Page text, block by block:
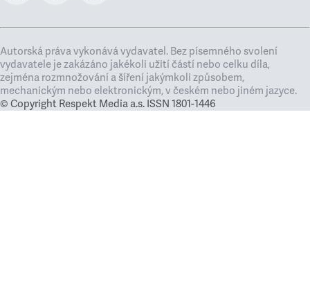
Autorská práva vykonává vydavatel. Bez písemného svolení
vydavatele je zakázáno jakékoli užití částí nebo celku díla,
zejména rozmnožování a šíření jakýmkoli způsobem,
mechanickým nebo elektronickým, v českém nebo jiném jazyce.
© Copyright Respekt Media a.s. ISSN 1801-1446